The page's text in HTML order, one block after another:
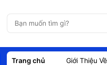
Trang chủ Giới Thiệu